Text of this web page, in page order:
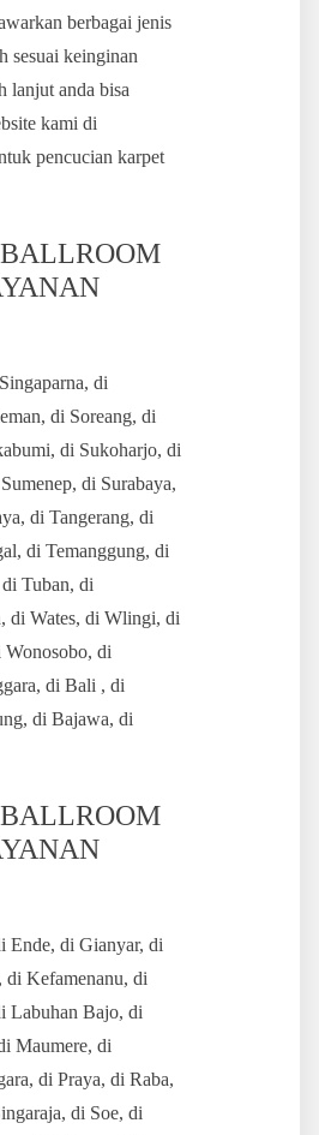
berbagai jenis
sesuai keinginan
lanjut anda bisa
kami di
pencucian karpet
di
di Soreang, di
di Sukoharjo, di
di Surabaya,
di Tangerang, di
di Temanggung, di
Tuban, di
di Wates, di Wlingi, di
di
di Bali , di
di Bajawa, di
Ende, di Gianyar, di
di Kefamenanu, di
Labuhan Bajo, di
Maumere, di
di Praya, di Raba,
di Soe, di